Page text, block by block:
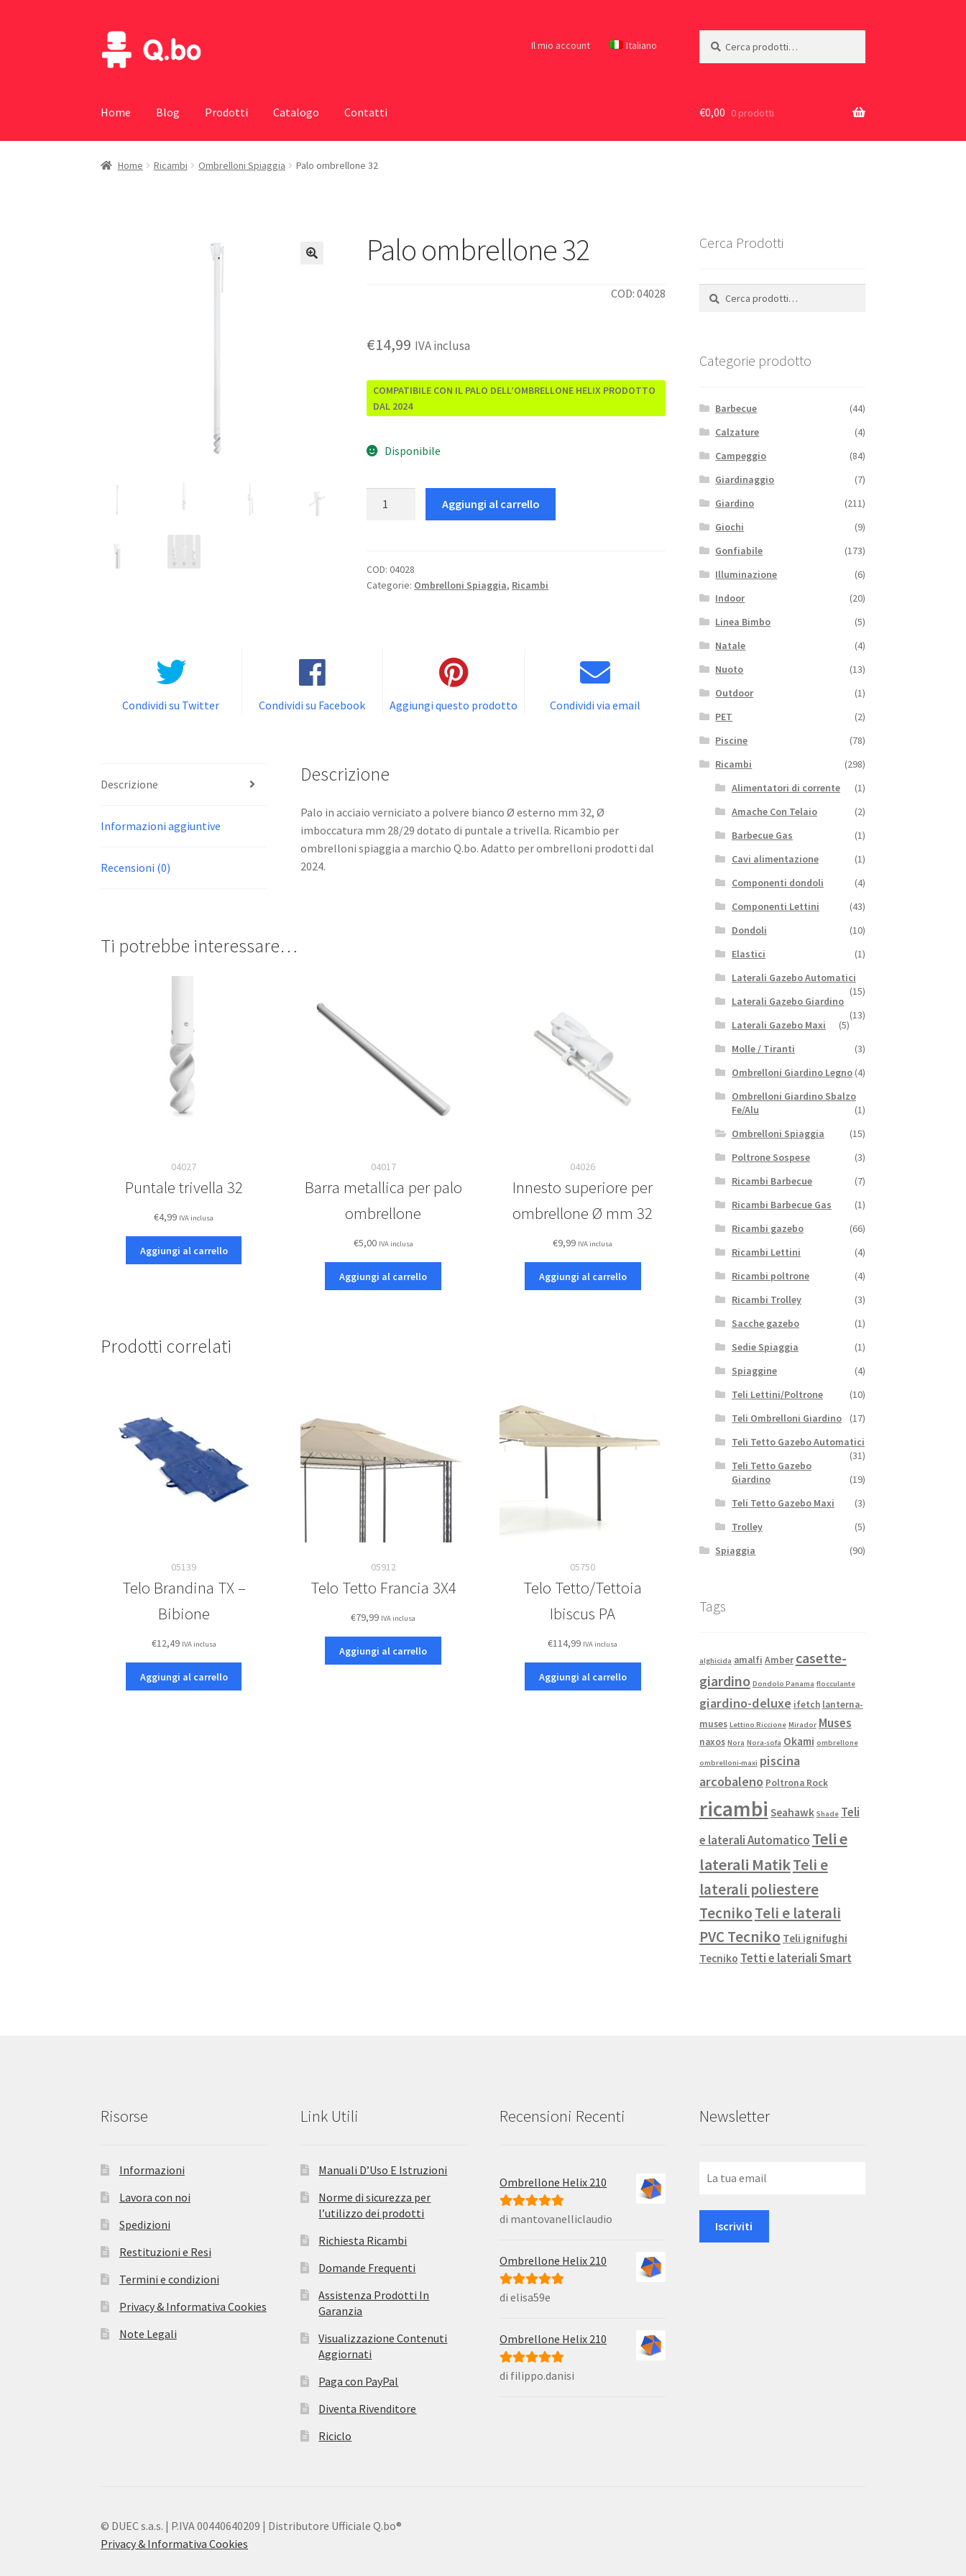
Vai
alla
Vai
al
Il mio account Italiano
Home Blog Prodotti Catalogo Contatti €0,00 0 prodotti
Home Ricambi Ombrelloni Spiaggia Palo ombrellone 32
Palo ombrellone 32
COD: 04028
€14,99 IVA inclusa
COMPATIBILE CON IL PALO DELL’OMBRELLONE HELIX PRODOTTO
DAL 2024
Disponibile
Aggiungi al carrello
COD:04028
Categorie: Ombrelloni Spiaggia, Ricambi
Condividi su Twitter Condividi su Facebook Aggiungi questo prodotto Condividi via email
Descrizione
Informazioni aggiuntive
Recensioni (0)
Descrizione
Palo in acciaio verniciato a polvere bianco Ø esterno mm 32, Ø
imboccatura mm 28/29 dotato di puntale a trivella. Ricambio per
ombrelloni spiaggia a marchio Q.bo. Adatto per ombrelloni prodotti dal
2024.
Ti potrebbe interessare…
04027
Puntale trivella 32
€4,99 IVA inclusa
Aggiungi al carrello
04017
Barra metallica per palo
ombrellone
€5,00 IVA inclusa
Aggiungi al carrello
04026
Innesto superiore per
ombrellone Ø mm 32
€9,99 IVA inclusa
Aggiungi al carrello
Prodotti correlati
05139
Telo Brandina TX –
Bibione
€12,49 IVA inclusa
Aggiungi al carrello
05912
Telo Tetto Francia 3X4
€79,99 IVA inclusa
Aggiungi al carrello
05750
Telo Tetto/Tettoia
Ibiscus PA
€114,99 IVA inclusa
Aggiungi al carrello
Cerca Prodotti
Cerca:
Cerca
Categorie prodotto
Barbecue
(44)
Calzature
(4)
Campeggio
(84)
Giardinaggio
(7)
Giardino
(211)
Giochi
(9)
Gonfiabile
(173)
Illuminazione
(6)
Indoor
(20)
Linea Bimbo
(5)
Natale
(4)
Nuoto
(13)
Outdoor
(1)
PET
(2)
Piscine
(78)
Ricambi
(298)
Alimentatori di corrente
(1)
Amache Con Telaio
(2)
Barbecue Gas
(1)
Cavi alimentazione
(1)
Componenti dondoli
(4)
Componenti Lettini
(43)
Dondoli
(10)
Elastici
(1)
Laterali Gazebo Automatici
(15)
Laterali Gazebo Giardino
(13)
Laterali Gazebo Maxi
(5)
Molle / Tiranti
(3)
Ombrelloni Giardino Legno (4)
Ombrelloni Giardino Sbalzo
Fe/Alu
(1)
Ombrelloni Spiaggia
(15)
Poltrone Sospese
(3)
Ricambi Barbecue
(7)
Ricambi Barbecue Gas
(1)
Ricambi gazebo
(66)
Ricambi Lettini
(4)
Ricambi poltrone
(4)
Ricambi Trolley
(3)
Sacche gazebo
(1)
Sedie Spiaggia
(1)
Spiaggine
(4)
Teli Lettini/Poltrone
(10)
Teli Ombrelloni Giardino
(17)
Teli Tetto Gazebo Automatici
(31)
Teli Tetto Gazebo
Giardino
(19)
Teli Tetto Gazebo Maxi
(3)
Trolley
(5)
Spiaggia
(90)
Tags
alghicida amalfi Amber casette-
giardino Dondolo Panama flocculante
giardino-deluxe ifetch lanterna-
muses Lettino Riccione Mirador Muses
naxos Nora Nora-sofa Okami ombrellone
ombrelloni-maxi piscina
arcobaleno Poltrona Rock
ricambi Seahawk Shade Teli
e laterali Automatico Teli e
laterali MatikTeli e
laterali poliestere
TecnikoTeli e laterali
PVC Tecniko Teli ignifughi
Tecniko Tetti e lateriali Smart
Risorse
Informazioni
Lavora con noi
Spedizioni
Restituzioni e Resi
Termini e condizioni
Privacy & Informativa Cookies
Note Legali
Link Utili
Manuali D’Uso E Istruzioni
Norme di sicurezza per
l’utilizzo dei prodotti
Richiesta Ricambi
Domande Frequenti
Assistenza Prodotti In
Garanzia
Visualizzazione Contenuti
Aggiornati
Paga con PayPal
Diventa Rivenditore
Riciclo
Recensioni Recenti
Ombrellone Helix 210
Valutato5su
di mantovanelliclaudio
Ombrellone Helix 210
Valutato5su
di elisa59e
Ombrellone Helix 210
Valutato5su
di filippo.danisi
Newsletter
© DUEC s.a.s. | P.IVA 00440640209 | Distributore Ufficiale Q.bo®
Privacy & Informativa Cookies